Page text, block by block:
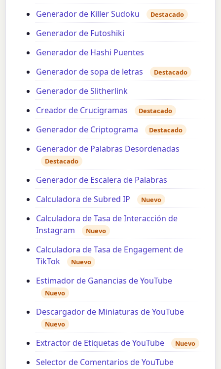
Generador de Killer Sudoku Destacado
Generador de Futoshiki
Generador de Hashi Puentes
Generador de sopa de letras
Destacado
Generador de Slitherlink
Creador de Crucigramas
Destacado
Generador de Criptograma Destacado
Generador de Palabras Desordenadas
Destacado
Generador de Escalera de Palabras
Calculadora de Subred IP
Nuevo
Calculadora de Tasa de Interacción de
Instagram
Nuevo
Calculadora de Tasa de Engagement de
TikTok
Nuevo
Estimador de Ganancias de YouTube
Nuevo
Descargador de Miniaturas de YouTube
Nuevo
Extractor de Etiquetas de YouTube Nuevo
Selector de Comentarios de YouTube